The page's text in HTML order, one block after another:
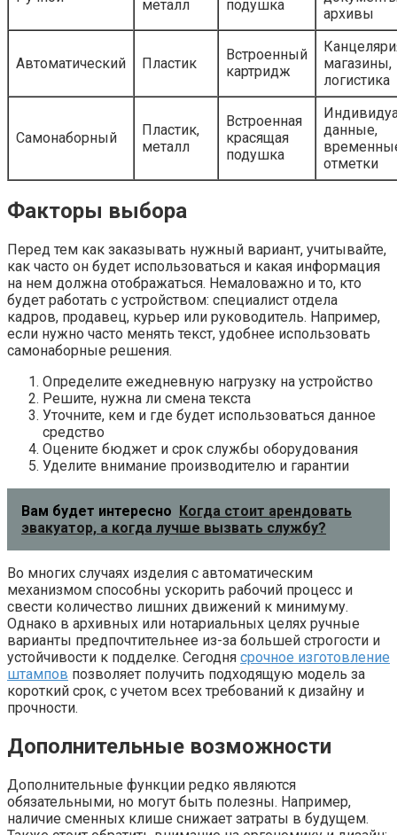
металл
подушка
архивы
Автоматический Пластик
Встроенный
картридж
магазины,
логистика
Самонаборный
Пластик,
металл
Встроенная
красящая
подушка
данные,
отметки
Факторы выбора
Перед тем как заказывать нужный вариант, учитывайте,
как часто он будет использоваться и какая информация
на нем должна отображаться. Немаловажно и то, кто
будет работать с устройством: специалист отдела
кадров, продавец, курьер или руководитель. Например,
если нужно часто менять текст, удобнее использовать
самонаборные решения.
Определите ежедневную нагрузку на устройство
Решите, нужна ли смена текста
Уточните, кем и где будет использоваться данное
средство
Оцените бюджет и срок службы оборудования
Уделите внимание производителю и гарантии
Вам будет интересно Когда стоит арендовать
эвакуатор, а когда лучше вызвать службу?
Во многих случаях изделия с автоматическим
механизмом способны ускорить рабочий процесс и
свести количество лишних движений к минимуму.
Однако в архивных или нотариальных целях ручные
варианты предпочтительнее из-за большей строгости и
устойчивости к подделке. Сегодня срочное изготовление
штампов позволяет получить подходящую модель за
короткий срок, с учетом всех требований к дизайну и
прочности.
Дополнительные возможности
Дополнительные функции редко являются
обязательными, но могут быть полезны. Например,
наличие сменных клише снижает затраты в будущем.